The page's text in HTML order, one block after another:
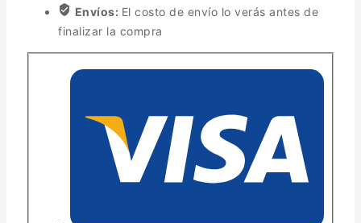
Envíos: El costo de envío lo verás antes de
finalizar la compra